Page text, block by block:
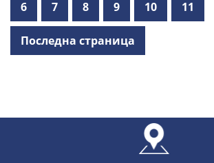
6 7 8 9 10 11
Последна страница